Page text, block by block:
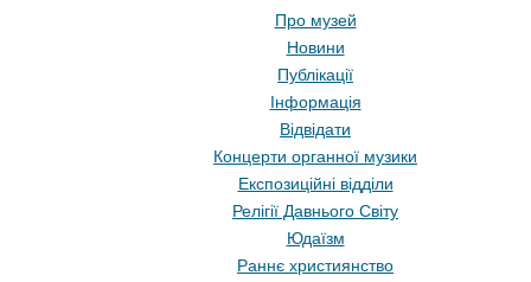
Про музей
Новини
Публікації
Інформація
Відвідати
Концерти органної музики
Експозиційні відділи
Релігії Давнього Світу
Юдаїзм
Раннє християнство